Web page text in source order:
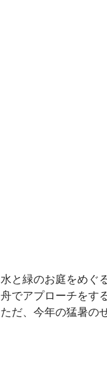
水と緑のお庭をめぐ
舟でアプローチをす
ただ、今年の猛暑の